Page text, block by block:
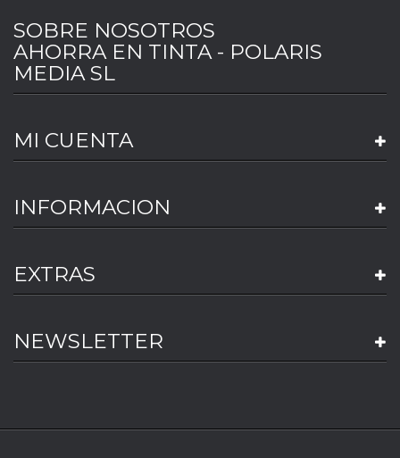
SOBRE NOSOTROS
AHORRA EN TINTA - POLARIS
MEDIA SL
MI CUENTA
INFORMACION
EXTRAS
NEWSLETTER